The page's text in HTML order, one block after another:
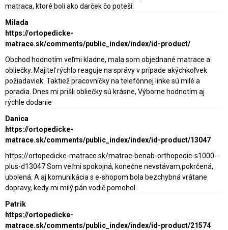
matraca, ktoré boli ako darček čo poteší.
Milada
https://ortopedicke-
matrace.sk/comments/public_index/index/id-product/
Obchod hodnotím veľmi kladne, mala som objednané matrace a
obliečky. Majiteľ rýchlo reaguje na správy v prípade akýchkoľvek
požiadaviek. Taktiež pracovníčky na telefónnej linke sú milé a
poradia. Dnes mi prišli obliečky sú krásne, Výborne hodnotím aj
rýchle dodanie
Danica
https://ortopedicke-
matrace.sk/comments/public_index/index/id-product/13047
https://ortopedicke-matrace.sk/matrac-benab-orthopedic-s1000-
plus-d13047 Som veľmi spokojná, konečne nevstávam,pokrčená,
ubolená. A aj komunikácia s e-shopom bola bezchybná vrátane
dopravy, kedy mi milý pán vodič pomohol.
Patrik
https://ortopedicke-
matrace.sk/comments/public_index/index/id-product/21574